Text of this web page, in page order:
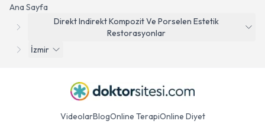
Ana Sayfa
Direkt Indirekt Kompozit Ve Porselen Estetik
Restorasyonlar
İzmir
VideolarBlogOnline TerapiOnline Diyet